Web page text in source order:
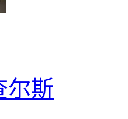
尔斯